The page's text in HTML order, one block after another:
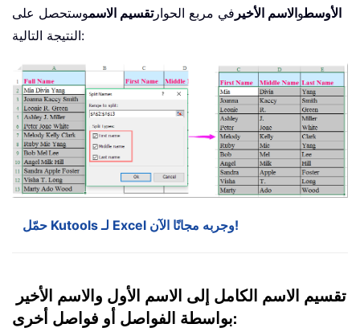
الأوسطوالاسم الأخير في مربع الحوارتقسيم الاسموستحصل على
النتيجة التالية:
حمّل Kutools لـ Excel وجربه مجانًا الآن!
تقسيم الاسم الكامل إلى الاسم الأول والاسم الأخير
بواسطة الفواصل أو فواصل أخرى: